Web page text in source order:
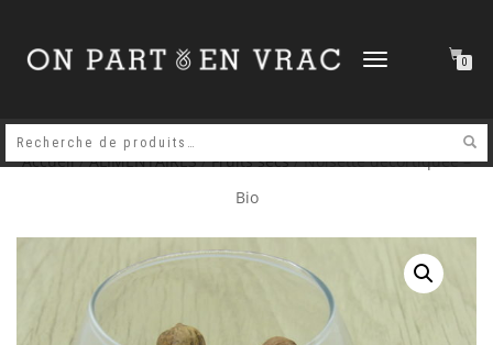
DÉPLIER
0
Accueil/ALIMENTAIRES/Fruits secs/ Noisette décortiquée –
Bio